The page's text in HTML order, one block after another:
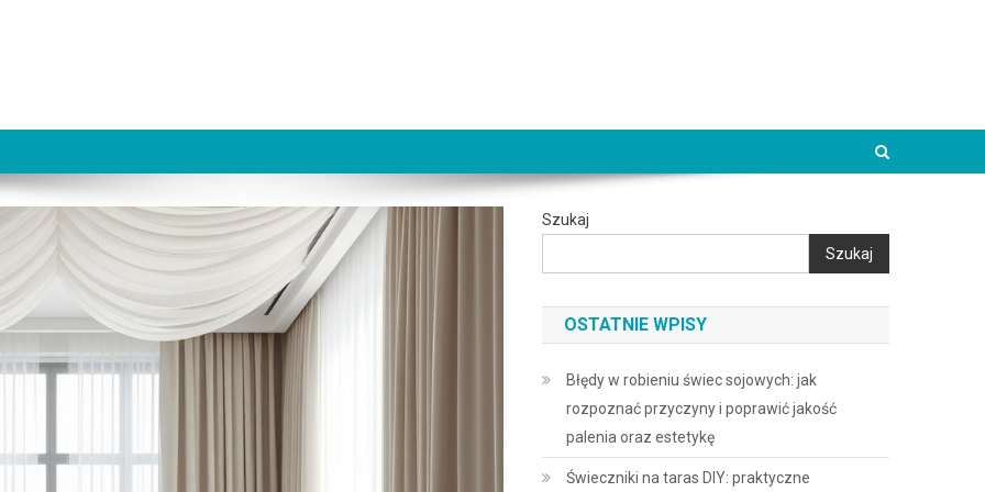
Szukaj
Szukaj
OSTATNIE WPISY
Błędy w robieniu świec sojowych: jak
rozpoznać przyczyny i poprawić jakość
palenia oraz estetykę
Świeczniki na taras DIY: praktyczne